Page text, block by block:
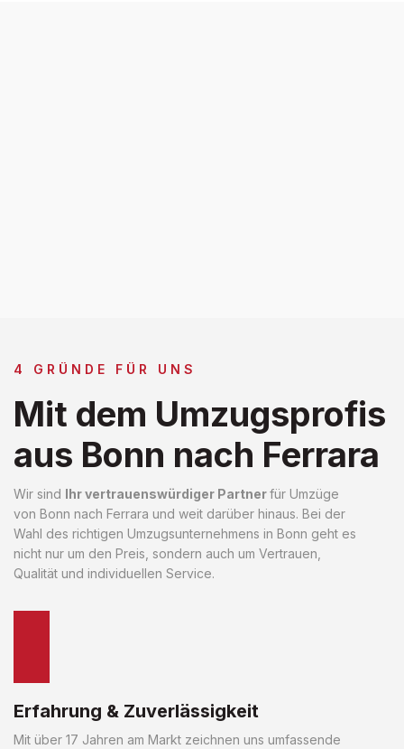
4 GRÜNDE FÜR UNS
Mit dem Umzugsprofis
aus Bonn nach Ferrara
Wir sind Ihr vertrauenswürdiger Partnerfür Umzüge
von Bonn nach Ferrara und weit darüber hinaus. Bei der
Wahl des richtigen Umzugsunternehmens in Bonn geht es
nicht nur um den Preis, sondern auch um Vertrauen,
Qualität und individuellen Service.
Erfahrung & Zuverlässigkeit
Mit über 17 Jahren am Markt zeichnen uns umfassende